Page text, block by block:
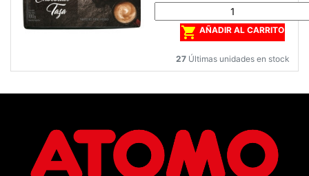
 AÑADIR AL CARRITO
27 Últimas unidades en stock